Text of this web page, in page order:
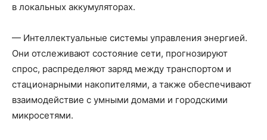
в локальных аккумуляторах.
— Интеллектуальные системы управления энергией.
Они отслеживают состояние сети, прогнозируют
спрос, распределяют заряд между транспортом и
стационарными накопителями, а также обеспечивают
взаимодействие с умными домами и городскими
микросетями.